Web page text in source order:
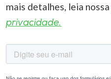
mais detalhes, leia nossa
privacidade.